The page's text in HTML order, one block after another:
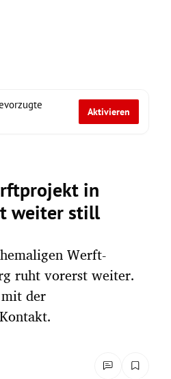
Aktivieren
in
weiter still
Werft-
ruht vorerst weiter.
der